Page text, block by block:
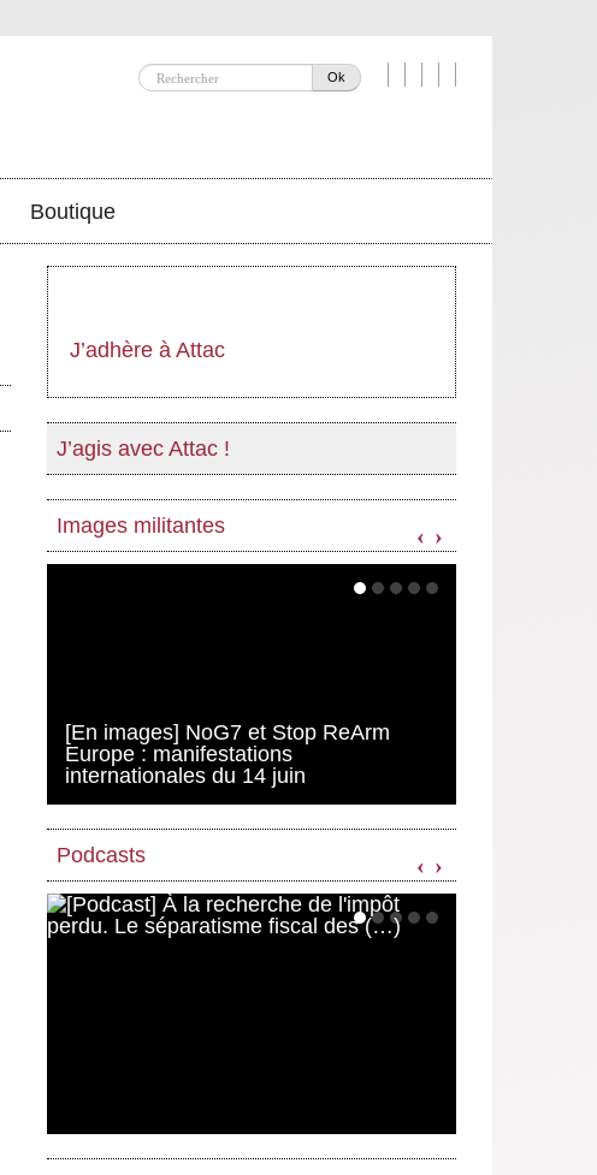
Ok
Boutique
J’adhère à Attac
J’agis avec Attac !
Images militantes
[En images] NoG7 et Stop ReArm
Europe : manifestations
internationales du 14 juin
‹ ›
Podcasts ‹ ›